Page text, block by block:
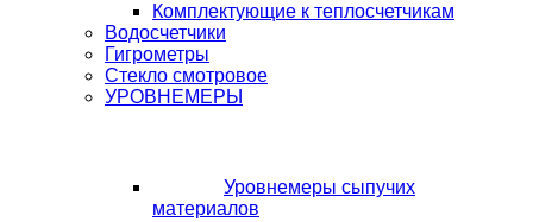
Комплектующие к теплосчетчикам
Водосчетчики
Гигрометры
Стекло смотровое
УРОВНЕМЕРЫ
Уровнемеры сыпучих
материалов